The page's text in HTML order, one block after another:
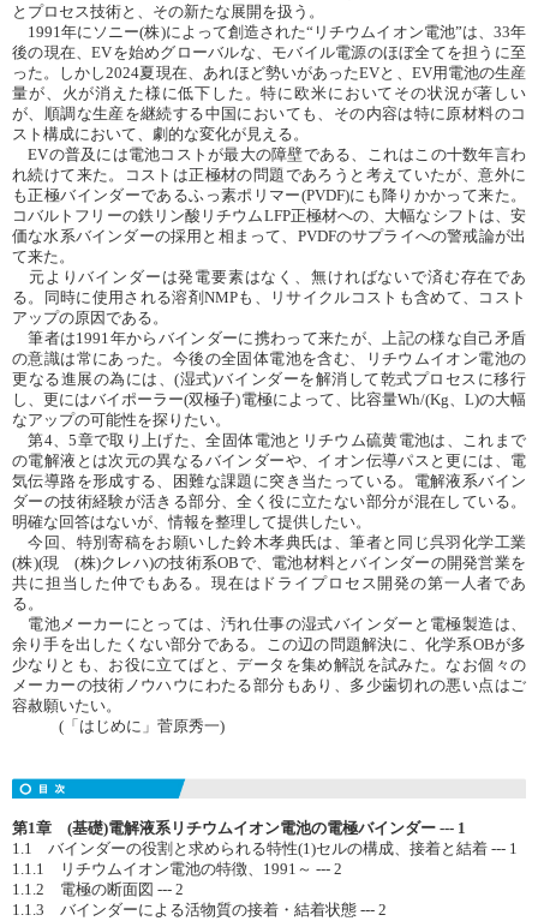
とプロセス技術と、その新たな展開を扱う。
1991年にソニー(株)によって創造された“リチウムイオン電池”は、33年
後の現在、EVを始めグローバルな、モバイル電源のほぼ全てを担うに至
った。しかし2024夏現在、あれほど勢いがあったEVと、EV用電池の生産
量が、火が消えた様に低下した。特に欧米においてその状況が著しい
が、順調な生産を継続する中国においても、その内容は特に原材料のコ
スト構成において、劇的な変化が見える。
EVの普及には電池コストが最大の障壁である、これはこの十数年言わ
れ続けて来た。コストは正極材の問題であろうと考えていたが、意外に
も正極バインダーであるふっ素ポリマー(PVDF)にも降りかかって来た。
コバルトフリーの鉄リン酸リチウムLFP正極材への、大幅なシフトは、安
価な水系バインダーの採用と相まって、PVDFのサプライへの警戒論が出
て来た。
元よりバインダーは発電要素はなく、無ければないで済む存在であ
る。同時に使用される溶剤NMPも、リサイクルコストも含めて、コスト
アップの原因である。
筆者は1991年からバインダーに携わって来たが、上記の様な自己矛盾
の意識は常にあった。今後の全固体電池を含む、リチウムイオン電池の
更なる進展の為には、(湿式)バインダーを解消して乾式プロセスに移行
し、更にはバイポーラー(双極子)電極によって、比容量Wh/(Kg、L)の大幅
なアップの可能性を探りたい。
第4、5章で取り上げた、全固体電池とリチウム硫黄電池は、これまで
の電解液とは次元の異なるバインダーや、イオン伝導パスと更には、電
気伝導路を形成する、困難な課題に突き当たっている。電解液系バイン
ダーの技術経験が活きる部分、全く役に立たない部分が混在している。
明確な回答はないが、情報を整理して提供したい。
今回、特別寄稿をお願いした鈴木孝典氏は、筆者と同じ呉羽化学工業
(株)(現 (株)クレハ)の技術系OBで、電池材料とバインダーの開発営業を
共に担当した仲でもある。現在はドライプロセス開発の第一人者であ
る。
電池メーカーにとっては、汚れ仕事の湿式バインダーと電極製造は、
余り手を出したくない部分である。この辺の問題解決に、化学系OBが多
少なりとも、お役に立てばと、データを集め解説を試みた。なお個々の
メーカーの技術ノウハウにわたる部分もあり、多少歯切れの悪い点はご
容赦願いたい。
(「はじめに」菅原秀一)
第1章 (基礎)電解液系リチウムイオン電池の電極バインダー --- 1
1.1 バインダーの役割と求められる特性(1)セルの構成、接着と結着 --- 1
1.1.1 リチウムイオン電池の特徴、1991～ --- 2
1.1.2 電極の断面図 --- 2
1.1.3 バインダーによる活物質の接着・結着状態 --- 2